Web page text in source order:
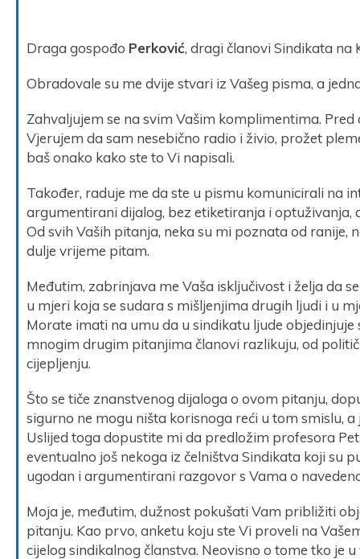
Draga gospođo Perković, dragi članovi Sindikata
Obradovale su me dvije stvari iz Vašeg pisma, a
Zahvaljujem se na svim Vašim komplimentima.
Vjerujem da sam nesebično radio i živio, prožet
baš onako kako ste to Vi napisali.
Također, raduje me da ste u pismu komunicirali na
argumentirani dijalog, bez etiketiranja i
Od svih Vaših pitanja, neka su mi poznata od ranije,
dulje vrijeme pitam.
Međutim, zabrinjava me Vaša isključivost i želja da
u mjeri koja se sudara s mišljenjima drugih ljudi i u
Morate imati na umu da u sindikatu ljude
mnogim drugim pitanjima članovi razlikuju, od
cijepljenju.
Što se tiče znanstvenog dijaloga o ovom pitanju,
sigurno ne mogu ništa korisnoga reći u tom smislu,
Uslijed toga dopustite mi da predložim profesora
eventualno još nekoga iz čelništva Sindikata koji su
ugodan i argumentirani razgovor s Vama o
Moja je, međutim, dužnost pokušati Vam približiti
pitanju. Kao prvo, anketu koju ste Vi proveli na
cijelog sindikalnog članstva. Neovisno o tome tko je